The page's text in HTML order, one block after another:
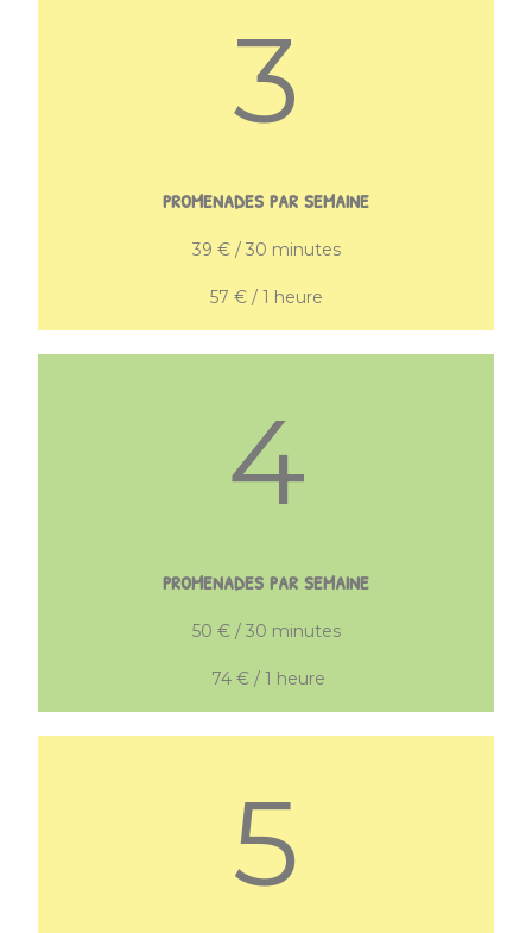
3
promenades par semaine
39 € / 30 minutes
57 € / 1 heure
4
promenades par semaine
50 € / 30 minutes
74 € / 1 heure
5